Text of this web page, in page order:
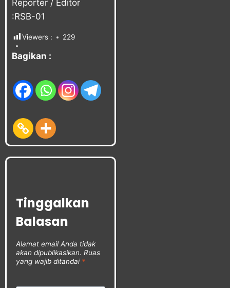
Reporter / Editor
:RSB-01
Viewers : 229
Bagikan :
Tinggalkan
Balasan
Alamat email Anda tidak
akan dipublikasikan. Ruas
yang wajib ditandai *